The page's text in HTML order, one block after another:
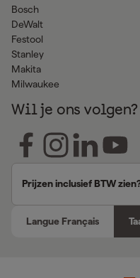
Bosch
DeWalt
Festool
Stanley
Makita
Milwaukee
Wil je ons volgen?
Prijzen inclusief BTW
Langue Français